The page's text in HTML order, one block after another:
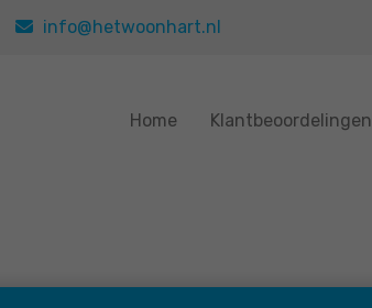
info@hetwoonhart.nl
Home Klantbeoordelingen